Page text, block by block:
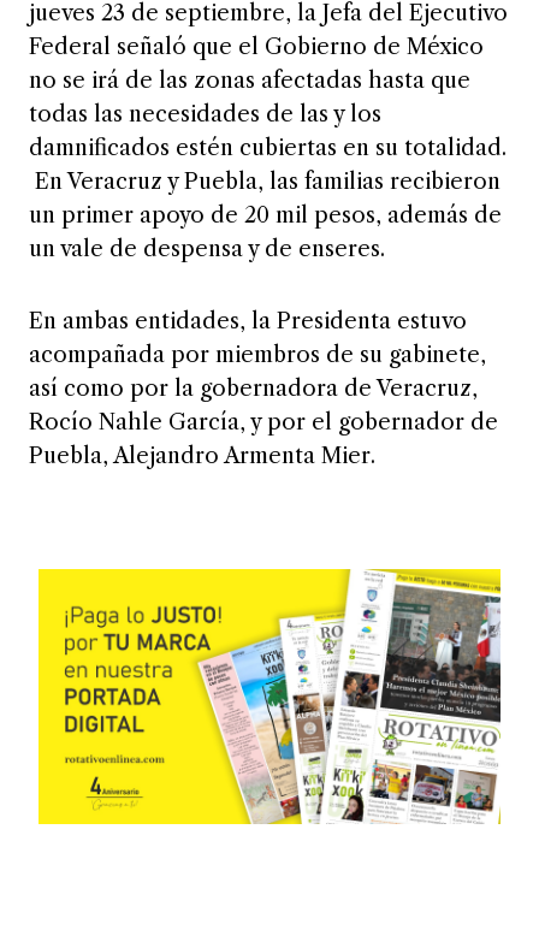
jueves 23 de septiembre, la Jefa del Ejecutivo
Federal señaló que el Gobierno de México
no se irá de las zonas afectadas hasta que
todas las necesidades de las y los
damnificados estén cubiertas en su totalidad.
En Veracruz y Puebla, las familias recibieron
un primer apoyo de 20 mil pesos, además de
un vale de despensa y de enseres.
En ambas entidades, la Presidenta estuvo
acompañada por miembros de su gabinete,
así como por la gobernadora de Veracruz,
Rocío Nahle García, y por el gobernador de
Puebla, Alejandro Armenta Mier.